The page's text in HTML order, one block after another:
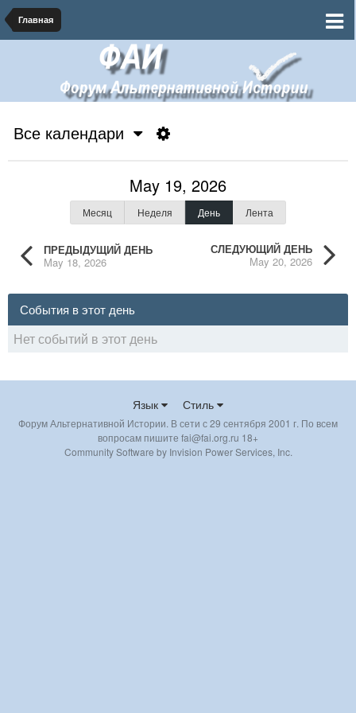
Главная
Все календари
ПРЕДЫДУЩИЙ ДЕНЬ
May 18, 2026
May 19, 2026
Месяц Неделя День Лента
СЛЕДУЮЩИЙ ДЕНЬ
May 20, 2026
События в этот день
Нет событий в этот день
Язык Стиль
Форум Альтернативной Истории. В сети с 29 сентября 2001 г. По всем
вопросам пишите fai@fai.org.ru 18+
Community Software by Invision Power Services, Inc.